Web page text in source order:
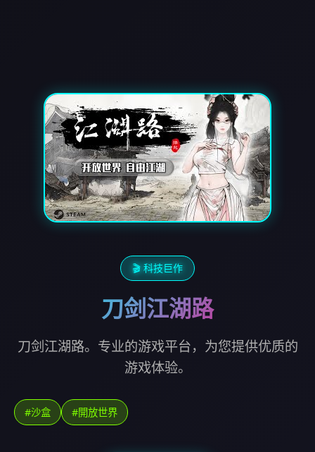
🎬 科技巨作
刀剑江湖路
刀剑江湖路。专业的游戏平台，为您提供优质的
游戏体验。
#沙盒 #開放世界